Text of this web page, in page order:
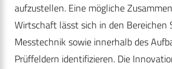
aufzustellen. Eine mögliche
Wirtschaft lässt sich in den Bereichen
Messtechnik sowie innerhalb des
Prüffeldern identifizieren. Die